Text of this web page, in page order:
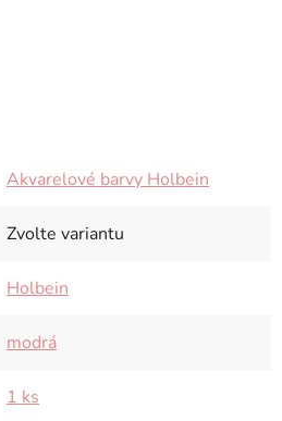
Akvarelové barvy Holbein
Zvolte variantu
Holbein
modrá
1 ks